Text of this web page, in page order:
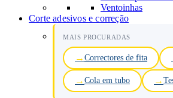
Ventoinhas
Corte adesivos e correção
MAIS PROCURADAS
Correctores de fita
Cola em tubo